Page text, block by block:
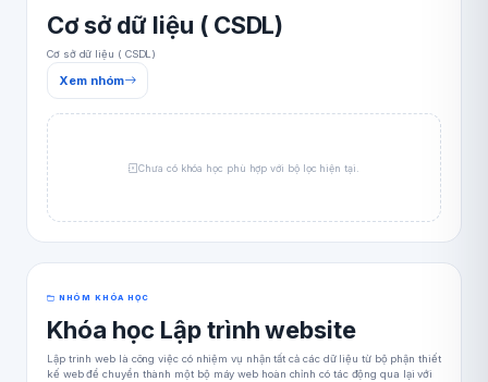
Cơ sở dữ liệu ( CSDL)
Cơ sở dữ liệu ( CSDL)
Xem nhóm
Chưa có khóa học phù hợp với bộ lọc hiện tại.
NHÓM KHÓA HỌC
Khóa học Lập trình website
Lập trình web là công việc có nhiệm vụ nhận tất cả các dữ liệu từ bộ phận thiết
kế web để chuyển thành một bộ máy web hoàn chỉnh có tác động qua lại với